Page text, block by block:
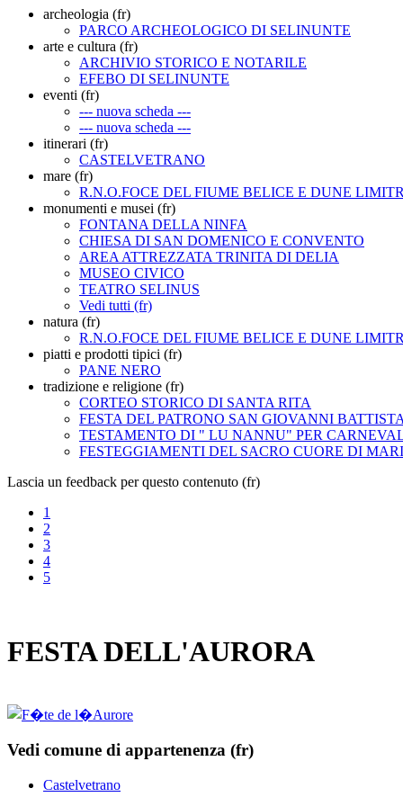
archeologia (fr)
PARCO ARCHEOLOGICO DI SELINUNTE
arte e cultura (fr)
ARCHIVIO STORICO E NOTARILE
EFEBO DI SELINUNTE
eventi (fr)
--- nuova scheda ---
--- nuova scheda ---
itinerari (fr)
CASTELVETRANO
mare (fr)
R.N.O.FOCE DEL FIUME BELICE E DUNE
monumenti e musei (fr)
FONTANA DELLA NINFA
CHIESA DI SAN DOMENICO E CONVENTO
AREA ATTREZZATA TRINITA DI DELIA
MUSEO CIVICO
TEATRO SELINUS
Vedi tutti (fr)
natura (fr)
R.N.O.FOCE DEL FIUME BELICE E DUNE
piatti e prodotti tipici (fr)
PANE NERO
tradizione e religione (fr)
CORTEO STORICO DI SANTA RITA
FESTA DEL PATRONO SAN GIOVANNI BATTISTA
TESTAMENTO DI " LU NANNU" PER
FESTEGGIAMENTI DEL SACRO CUORE DI
Lascia un feedback per questo contenuto (fr)
1
2
3
4
5
FESTA DELL'AURORA
Vedi comune di appartenenza (fr)
Castelvetrano